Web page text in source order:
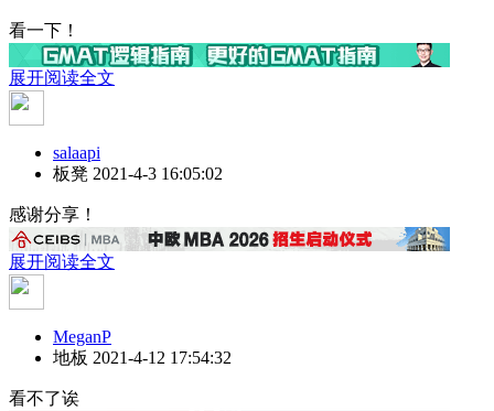
看一下！
展开阅读全文
salaapi
板凳 2021-4-3 16:05:02
感谢分享！
展开阅读全文
MeganP
地板 2021-4-12 17:54:32
看不了诶